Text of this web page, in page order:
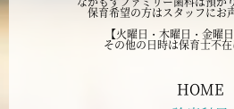
2024
保育希望の方はスタッフにお
【火曜日・木曜日・金曜
その他の日時は保育士不在
HOME